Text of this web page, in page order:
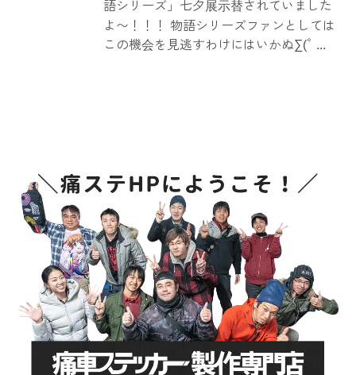
語シリーズ」七夕展示替されていました
よ〜！！！ 物語シリーズファンとしては
この機会を見逃すわけにはいかぬ∑(ﾟ ...